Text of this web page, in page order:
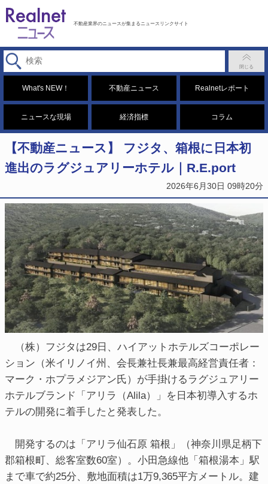
不動産業界のニュースが集まるニュースリンクサイト
What's NEW！ 不動産ニュース Realnetレポート
ニュースな現場 経済指標 コラム
【不動産ニュース】 フジタ、箱根に日本初
進出のラグジュアリーホテル｜R.E.port
2026年6月30日 09時20分
（株）フジタは29日、ハイアットホテルズコーポレー
ション（米イリノイ州、会長兼社長兼最高経営責任者：
マーク・ホプラメジアン氏）が手掛けるラグジュアリー
ホテルブランド「アリラ（Alila）」を日本初導入するホ
テルの開発に着手したと発表した。
開発するのは「アリラ仙石原 箱根」（神奈川県足柄下
郡箱根町、総客室数60室）。小田急線他「箱根湯本」駅
まで車で約25分、敷地面積は1万9,365平方メートル。建